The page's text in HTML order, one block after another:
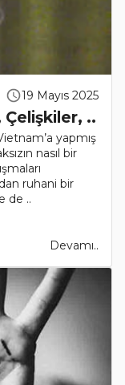
19 Mayıs 2025
Çelişkiler, ..
yapmış
nasıl bir
ruhani bir
de ..
Devamı..